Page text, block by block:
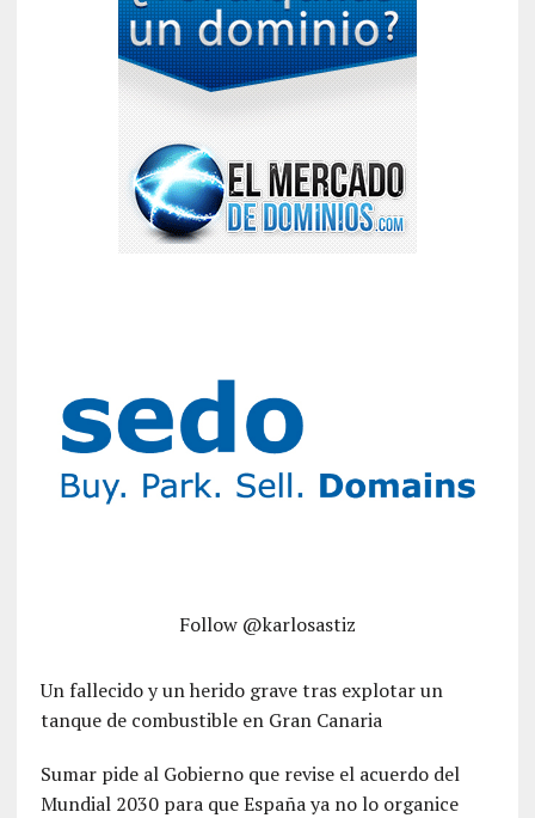
Follow @karlosastiz
Un fallecido y un herido grave tras explotar un
tanque de combustible en Gran Canaria
Sumar pide al Gobierno que revise el acuerdo del
Mundial 2030 para que España ya no lo organice